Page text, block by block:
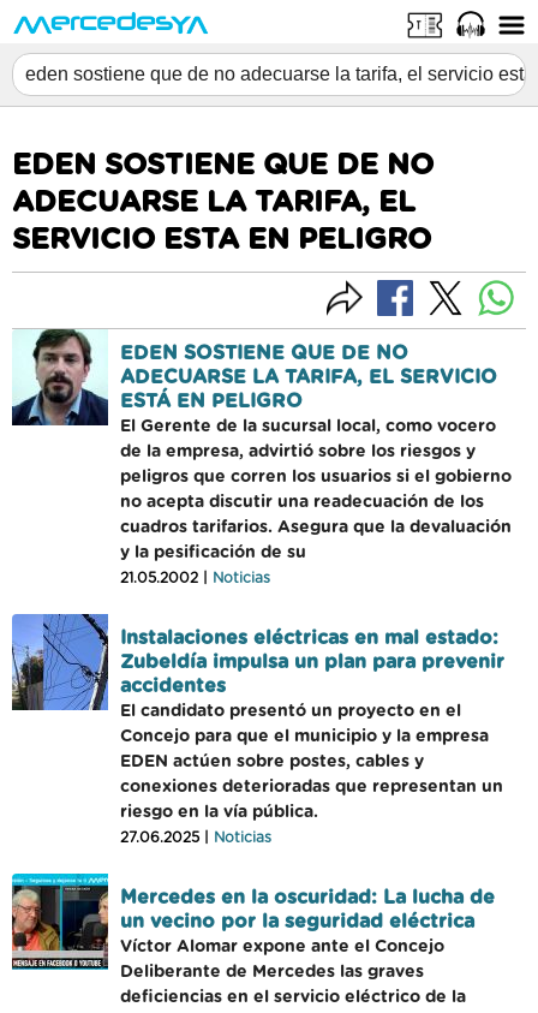
EDEN SOSTIENE QUE DE NO
ADECUARSE LA TARIFA, EL
SERVICIO ESTA EN PELIGRO
EDEN SOSTIENE QUE DE NO
ADECUARSE LA TARIFA, EL SERVICIO
ESTÁ EN PELIGRO
El Gerente de la sucursal local, como vocero
de la empresa, advirtió sobre los riesgos y
peligros que corren los usuarios si el gobierno
no acepta discutir una readecuación de los
cuadros tarifarios. Asegura que la devaluación
y la pesificación de su
21.05.2002 | Noticias
Instalaciones eléctricas en mal estado:
Zubeldía impulsa un plan para prevenir
accidentes
El candidato presentó un proyecto en el
Concejo para que el municipio y la empresa
EDEN actúen sobre postes, cables y
conexiones deterioradas que representan un
riesgo en la vía pública.
27.06.2025 | Noticias
Mercedes en la oscuridad: La lucha de
un vecino por la seguridad eléctrica
Víctor Alomar expone ante el Concejo
Deliberante de Mercedes las graves
deficiencias en el servicio eléctrico de la